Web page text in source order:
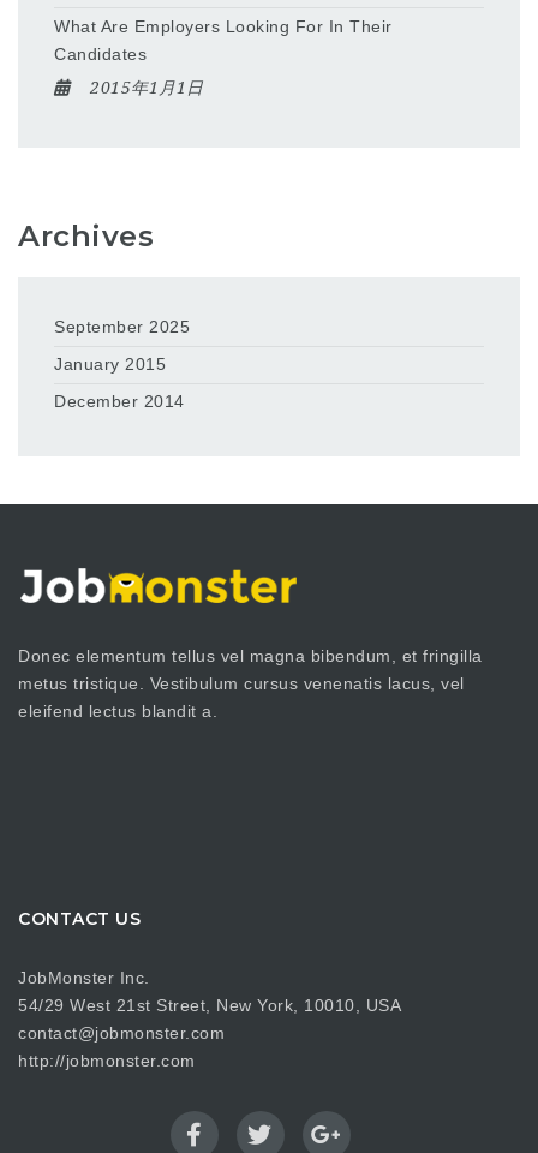
What Are Employers Looking For In Their
Candidates
2015年1月1日
Archives
September 2025
January 2015
December 2014
Donec elementum tellus vel magna bibendum, et fringilla
metus tristique. Vestibulum cursus venenatis lacus, vel
eleifend lectus blandit a.
CONTACT US
JobMonster Inc.
54/29 West 21st Street, New York, 10010, USA
contact@jobmonster.com
http://jobmonster.com